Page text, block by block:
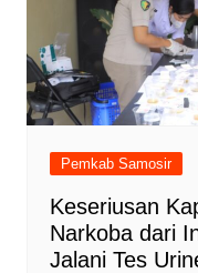
Pemkab Samosir
Keseriusan
Narkoba dari
Jalani Tes